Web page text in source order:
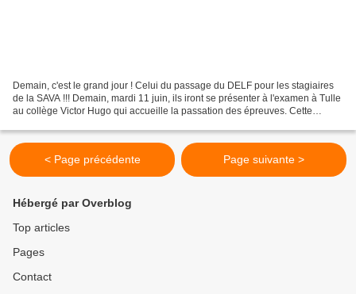
Demain, c'est le grand jour ! Celui du passage du DELF pour les stagiaires
de la SAVA !!! Demain, mardi 11 juin, ils iront se présenter à l'examen à Tulle
au collège Victor Hugo qui accueille la passation des épreuves. Cette
< Page précédente Page suivante >
Hébergé par Overblog
Top articles
Pages
Contact